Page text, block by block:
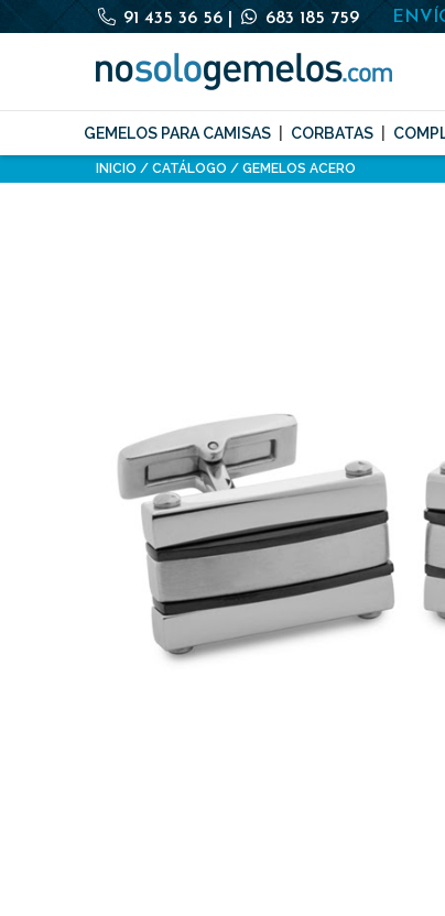
91 435 36 56 683 185 759
GEMELOS PARA CAMISAS CORBATAS
INICIO CATÁLOGO GEMELOS ACERO